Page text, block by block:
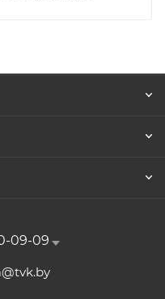
09-09